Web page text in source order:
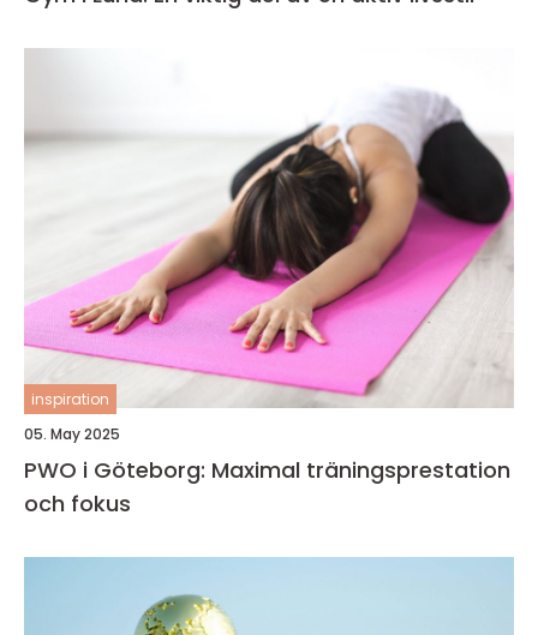
inspiration
05. May 2025
PWO i Göteborg: Maximal träningsprestation
och fokus